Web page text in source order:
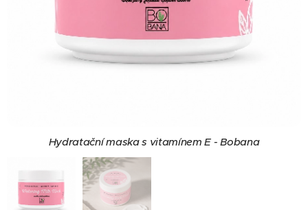
Hydratační maska s vitamínem E - Bobana
Hydratační maska s vitamínem E - Bobana